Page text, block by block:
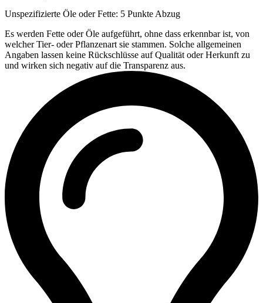
Unspezifizierte Öle oder Fette: 5 Punkte Abzug
Es werden Fette oder Öle aufgeführt, ohne dass erkennbar ist, von
welcher Tier- oder Pflanzenart sie stammen. Solche allgemeinen
Angaben lassen keine Rückschlüsse auf Qualität oder Herkunft zu
und wirken sich negativ auf die Transparenz aus.